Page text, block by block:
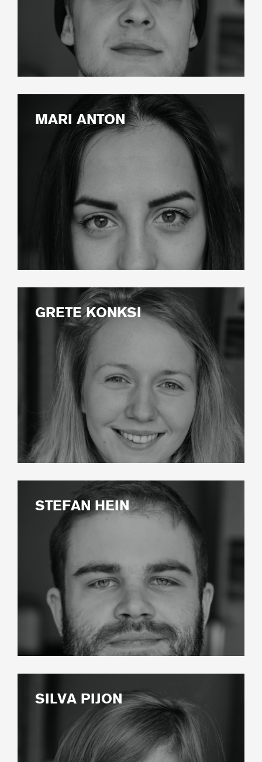
MARI ANTON
GRETE KONKSI
STEFAN HEIN
SILVA PIJON